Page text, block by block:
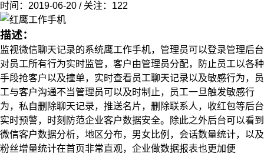
时间：2019-06-20 / 关注：122
描述：
监视微信聊天记录的系统鹰工作手机，管理员可以登录管理后台
对员工所有行为实时监管，客户由管理员分配，防止员工以各种
手段抢客户以及撞单，实时查看员工聊天记录以及敏感行为，员
工与客户沟通不当管理员可以及时制止，员工一旦触发敏感行
为，私自删除聊天记录，推送名片，删除联系人，收红包等后台
实时预警，时刻防范企业客户数据安全。除此之外后台可以看到
微信客户数据分析，地区分布，男女比例，会话数量统计，以及
粉丝增量统计在首页非常直观，企业做数据报表也更加便